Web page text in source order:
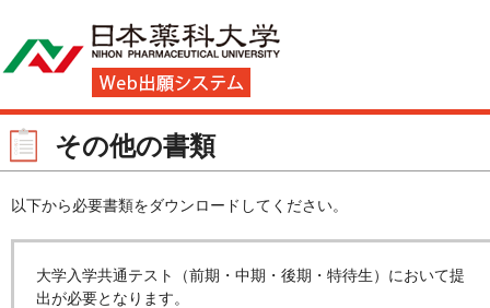
その他の書類
以下から必要書類をダウンロードしてください。
大学入学共通テスト（前期・中期・後期・特待生）において提
出が必要となります。